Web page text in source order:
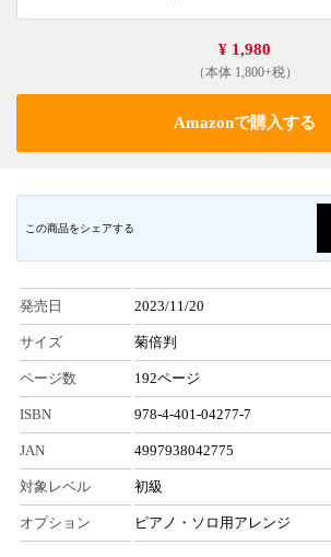
¥ 1,980
（本体 1,800+税）
Amazonで購入する
この商品をシェアする
発売日 2023/11/20
サイズ 菊倍判
ページ数 192ページ
ISBN 978-4-401-04277-7
JAN 4997938042775
対象レベル 初級
オプション ピアノ・ソロ用アレンジ